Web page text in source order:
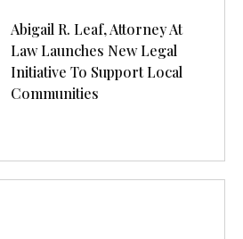
Abigail R. Leaf, Attorney At
Law Launches New Legal
Initiative To Support Local
Communities